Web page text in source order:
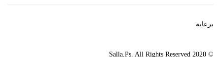
© 2020 Salla.Ps. All Rights Reserved
برعاية